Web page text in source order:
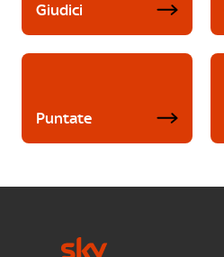
Giudici
Puntate